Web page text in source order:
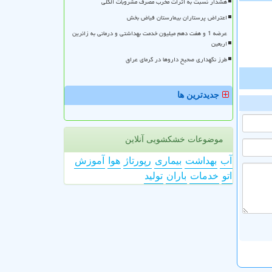
اعتراض پرستاران بیمارستان فیاض بخش
عرضه 1 و هفت دهم میلیون خدمت بهداشتی و درمانی به زائرین
اربعین
طرز نگهداری صحیح داروها در گرمای عراق
جدیدترین ها
موضوعات خشکشویی آنلاین
آب بهداشت بیماری رپورتاژ هوا
آموزش
اتو خدمات باران تولید